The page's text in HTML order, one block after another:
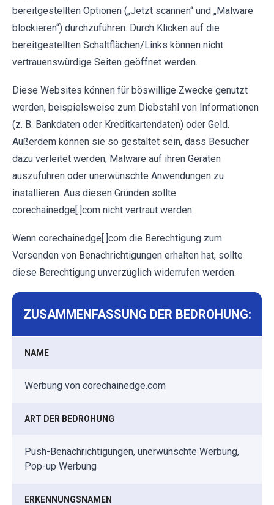
bereitgestellten Optionen („Jetzt scannen“ und „Malware
blockieren“) durchzuführen. Durch Klicken auf die
bereitgestellten Schaltflächen/Links können nicht
vertrauenswürdige Seiten geöffnet werden.
Diese Websites können für böswillige Zwecke genutzt
werden, beispielsweise zum Diebstahl von Informationen
(z. B. Bankdaten oder Kreditkartendaten) oder Geld.
Außerdem können sie so gestaltet sein, dass Besucher
dazu verleitet werden, Malware auf ihren Geräten
auszuführen oder unerwünschte Anwendungen zu
installieren. Aus diesen Gründen sollte
corechainedge[.]com nicht vertraut werden.
Wenn corechainedge[.]com die Berechtigung zum
Versenden von Benachrichtigungen erhalten hat, sollte
diese Berechtigung unverzüglich widerrufen werden.
ZUSAMMENFASSUNG DER BEDROHUNG:
NAME
Werbung von corechainedge.com
ART DER BEDROHUNG
Push-Benachrichtigungen, unerwünschte Werbung,
Pop-up Werbung
ERKENNUNGSNAMEN